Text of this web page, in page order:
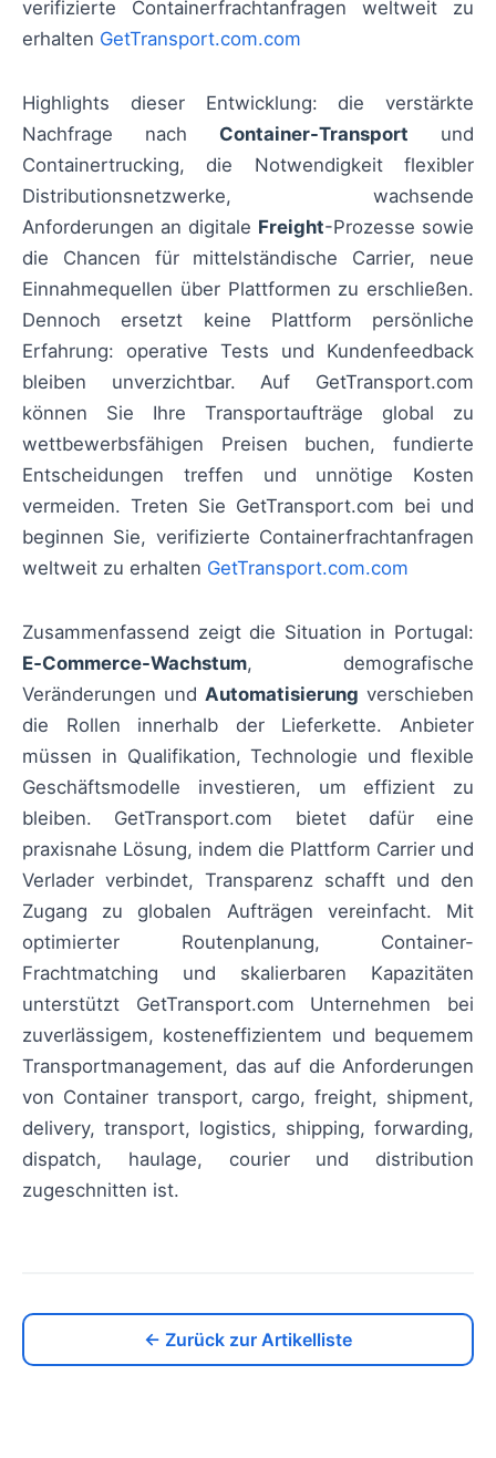
verifizierte Containerfrachtanfragen weltweit zu
erhalten GetTransport.com.com
Highlights dieser Entwicklung: die verstärkte
Nachfrage nach Container-Transport und
Containertrucking, die Notwendigkeit flexibler
Distributionsnetzwerke, wachsende
Anforderungen an digitale Freight-Prozesse sowie
die Chancen für mittelständische Carrier, neue
Einnahmequellen über Plattformen zu erschließen.
Dennoch ersetzt keine Plattform persönliche
Erfahrung: operative Tests und Kundenfeedback
bleiben unverzichtbar. Auf GetTransport.com
können Sie Ihre Transportaufträge global zu
wettbewerbsfähigen Preisen buchen, fundierte
Entscheidungen treffen und unnötige Kosten
vermeiden. Treten Sie GetTransport.com bei und
beginnen Sie, verifizierte Containerfrachtanfragen
weltweit zu erhalten GetTransport.com.com
Zusammenfassend zeigt die Situation in Portugal:
E‑Commerce-Wachstum, demografische
Veränderungen und Automatisierung verschieben
die Rollen innerhalb der Lieferkette. Anbieter
müssen in Qualifikation, Technologie und flexible
Geschäftsmodelle investieren, um effizient zu
bleiben. GetTransport.com bietet dafür eine
praxisnahe Lösung, indem die Plattform Carrier und
Verlader verbindet, Transparenz schafft und den
Zugang zu globalen Aufträgen vereinfacht. Mit
optimierter Routenplanung, Container-
Frachtmatching und skalierbaren Kapazitäten
unterstützt GetTransport.com Unternehmen bei
zuverlässigem, kosteneffizientem und bequemem
Transportmanagement, das auf die Anforderungen
von Container transport, cargo, freight, shipment,
delivery, transport, logistics, shipping, forwarding,
dispatch, haulage, courier und distribution
zugeschnitten ist.
← Zurück zur Artikelliste